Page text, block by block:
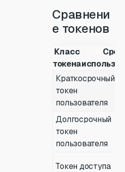
Сравнени
е токенов
Класс
токена
Срок
Краткосрочный
токен
пользователя
Долгосрочный
токен
пользователя
Токен доступа